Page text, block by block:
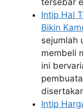
tersebar
Intip Hal
Bikin
sejumlah
membeli
ini
Intip